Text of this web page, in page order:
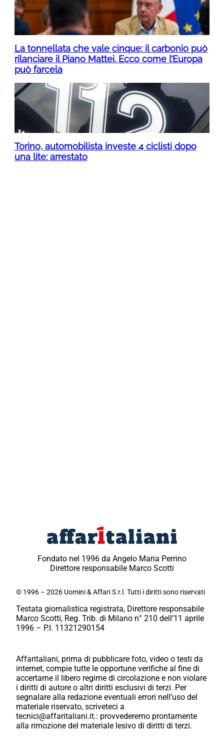
La tonnellata che vale cinque: il carbonio può
rilanciare il Piano Mattei. Ecco come l’Europa
può farcela
Torino, automobilista investe 4 ciclisti dopo
una lite: arrestato
Fondato nel 1996 da Angelo Maria Perrino
Direttore responsabile Marco Scotti
© 1996 – 2026 Uomini & Affari S.r.l. Tutti i diritti sono riservati
Testata giornalistica registrata, Direttore responsabile
Marco Scotti, Reg. Trib. di Milano n° 210 dell’11 aprile
1996 – P.I. 11321290154
Affaritaliani, prima di pubblicare foto, video o testi da
internet, compie tutte le opportune verifiche al fine di
accertarne il libero regime di circolazione e non violare
i diritti di autore o altri diritti esclusivi di terzi. Per
segnalare alla redazione eventuali errori nell’uso del
materiale riservato, scriveteci a
tecnici@affaritaliani.it.: provvederemo prontamente
alla rimozione del materiale lesivo di diritti di terzi.